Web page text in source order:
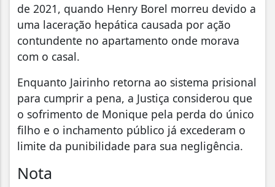
de 2021, quando Henry Borel morreu devido a
uma laceração hepática causada por ação
contundente no apartamento onde morava
com o casal.
Enquanto Jairinho retorna ao sistema prisional
para cumprir a pena, a Justiça considerou que
o sofrimento de Monique pela perda do único
filho e o inchamento público já excederam o
limite da punibilidade para sua negligência.
Nota